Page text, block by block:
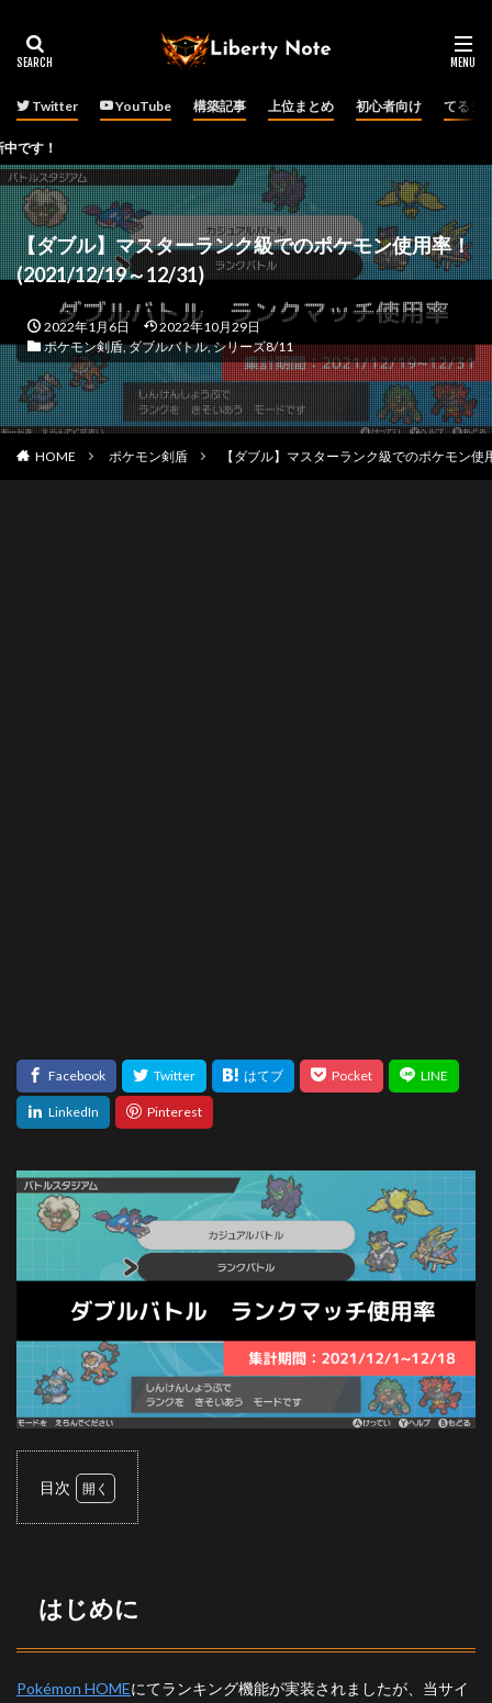
Twitter YouTube 構築記事 上位まとめ 初心者向け てるチ
【ダブル】マスターランク級でのポケモン使用率！
(2021/12/19～12/31)
2022年1月6日
2022年10月29日
ポケモン剣盾,ダブルバトル,シリーズ8/11
HOME ポケモン剣盾 【ダブル】マスターランク級でのポケモン
目次
ダブ
トル
用率
はじめに
Pokémon HOMEにてランキング機能が実装されましたが、当サイ